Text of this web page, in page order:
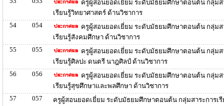
ครูผู้สอนยอดเยี่ยม ระดับมัธยมศึกษาตอนต้น กลุ่มส
เรียนรู้วิทยาศาสตร์ ด้านวิชาการ
54
054
ครูผู้สอนยอดเยี่ยม ระดับมัธยมศึกษาตอนต้น กลุ่มส
เรียนรู้สังคมศึกษา ด้านวิชาการ
55
055
ครูผู้สอนยอดเยี่ยม ระดับมัธยมศึกษาตอนต้น กลุ่มส
เรียนรู้ศิลปะ ดนตรี นาฎศิลป์ ด้านวิชาการ
56
056
ครูผู้สอนยอดเยี่ยม ระดับมัธยมศึกษาตอนต้น กลุ่มส
เรียนรู้สุขศึกษาและพลศึกษา ด้านวิชาการ
57
057
ครูผู้สอนยอดเยี่ยม ระดับมัธยมศึกษาตอนต้น กลุ่มสาระการเรี